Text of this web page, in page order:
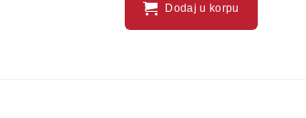
Dodaj u korpu